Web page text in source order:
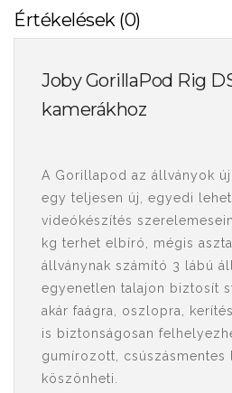
Értékelések (0)
Joby GorillaPod Rig
kamerákhoz
A Gorillapod az állványok új
egy teljesen új, egyedi
videókészítés
kg terhet elbíró, mégis
állványnak számító 3 lábú
egyenetlen talajon biztosít
akár faágra, oszlopra,
is biztonságosan
gumírozott, csúszásmentes
köszönheti.